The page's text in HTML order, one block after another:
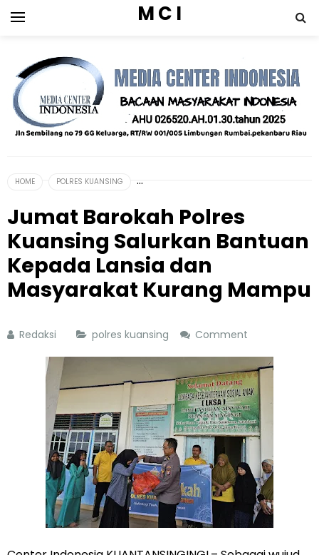
M C I
HOME POLRES KUANSING
Jumat Barokah Polres
Kuansing Salurkan Bantuan
Kepada Lansia dan
Masyarakat Kurang Mampu
Redaksi polres kuansing Comment